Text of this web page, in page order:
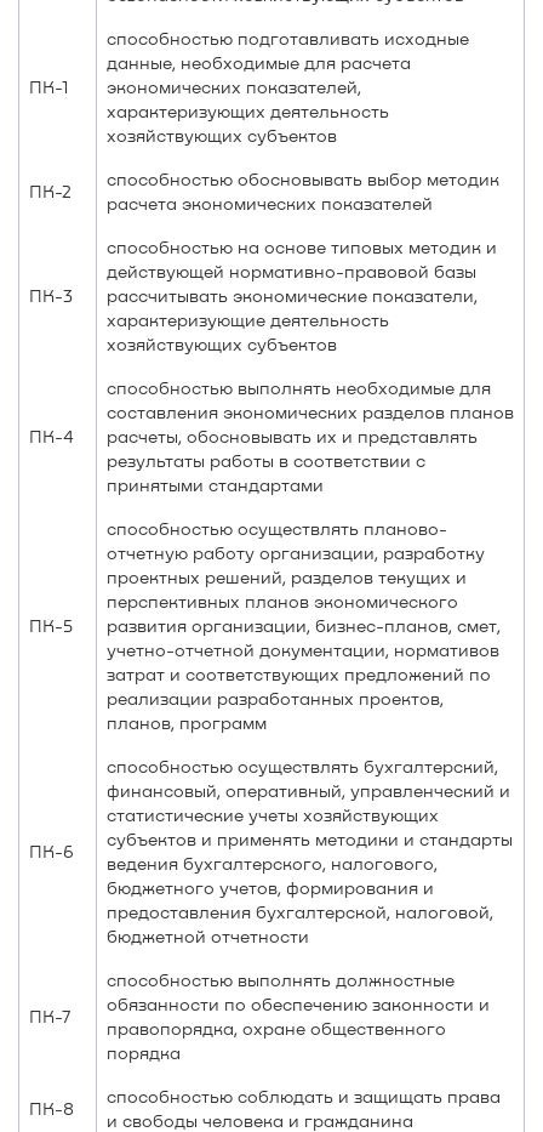
ПК-1
способностью подготавливать исходные
данные, необходимые для расчета
экономических показателей,
характеризующих деятельность
хозяйствующих субъектов
ПК-2
способностью обосновывать выбор методик
расчета экономических показателей
ПК-3
способностью на основе типовых методик и
действующей нормативно-правовой базы
рассчитывать экономические показатели,
характеризующие деятельность
хозяйствующих субъектов
ПК-4
способностью выполнять необходимые для
составления экономических разделов планов
расчеты, обосновывать их и представлять
результаты работы в соответствии с
принятыми стандартами
ПК-5
способностью осуществлять планово-
отчетную работу организации, разработку
проектных решений, разделов текущих и
перспективных планов экономического
развития организации, бизнес-планов, смет,
учетно-отчетной документации, нормативов
затрат и соответствующих предложений по
реализации разработанных проектов,
планов, программ
ПК-6
способностью осуществлять бухгалтерский,
финансовый, оперативный, управленческий и
статистические учеты хозяйствующих
субъектов и применять методики и стандарты
ведения бухгалтерского, налогового,
бюджетного учетов, формирования и
предоставления бухгалтерской, налоговой,
бюджетной отчетности
ПК-7
способностью выполнять должностные
обязанности по обеспечению законности и
правопорядка, охране общественного
порядка
ПК-8
способностью соблюдать и защищать права
и свободы человека и гражданина